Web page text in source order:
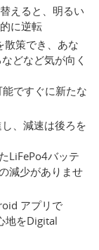
えると、明るい
に逆転
策でき、あな
どなど気が向く
ですぐに新たな
、減速は後ろを
LiFePo4バッテ
減少がありませ
アプリで
地をDigital